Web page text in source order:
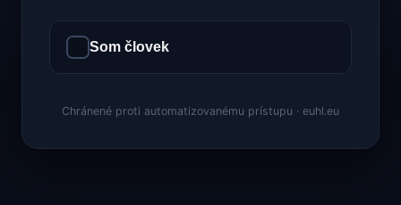
Som človek
Chránené proti automatizovanému prístupu · euhl.eu